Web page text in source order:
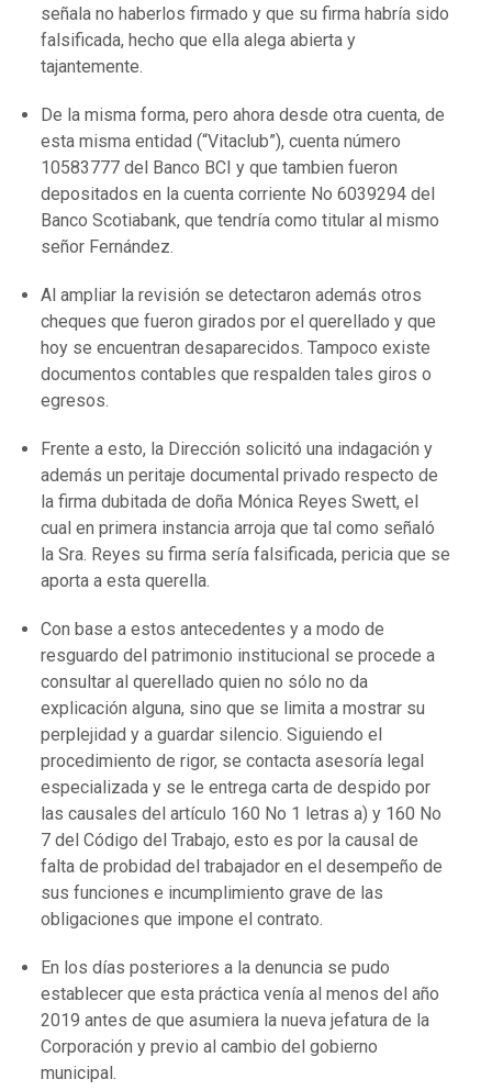
señala no haberlos firmado y que su firma habría sido
falsificada, hecho que ella alega abierta y
tajantemente.
De la misma forma, pero ahora desde otra cuenta, de
esta misma entidad (“Vitaclub”), cuenta número
10583777 del Banco BCI y que tambien fueron
depositados en la cuenta corriente No 6039294 del
Banco Scotiabank, que tendría como titular al mismo
señor Fernández.
Al ampliar la revisión se detectaron además otros
cheques que fueron girados por el querellado y que
hoy se encuentran desaparecidos. Tampoco existe
documentos contables que respalden tales giros o
egresos.
Frente a esto, la Dirección solicitó una indagación y
además un peritaje documental privado respecto de
la firma dubitada de doña Mónica Reyes Swett, el
cual en primera instancia arroja que tal como señaló
la Sra. Reyes su firma sería falsificada, pericia que se
aporta a esta querella.
Con base a estos antecedentes y a modo de
resguardo del patrimonio institucional se procede a
consultar al querellado quien no sólo no da
explicación alguna, sino que se limita a mostrar su
perplejidad y a guardar silencio. Siguiendo el
procedimiento de rigor, se contacta asesoría legal
especializada y se le entrega carta de despido por
las causales del artículo 160 No 1 letras a) y 160 No
7 del Código del Trabajo, esto es por la causal de
falta de probidad del trabajador en el desempeño de
sus funciones e incumplimiento grave de las
obligaciones que impone el contrato.
En los días posteriores a la denuncia se pudo
establecer que esta práctica venía al menos del año
2019 antes de que asumiera la nueva jefatura de la
Corporación y previo al cambio del gobierno
municipal.